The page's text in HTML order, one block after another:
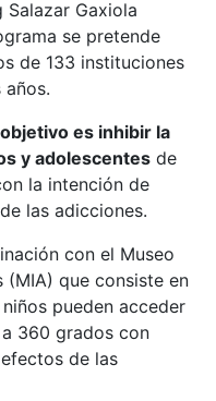
Gaxiola
se pretende
de 133 instituciones
es inhibir la
y adolescentes de
la intención de
las adicciones.
con el Museo
(MIA) que consiste en
pueden acceder
360 grados con
de las